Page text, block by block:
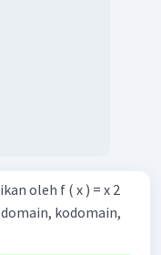
oleh f ( x ) = x 2